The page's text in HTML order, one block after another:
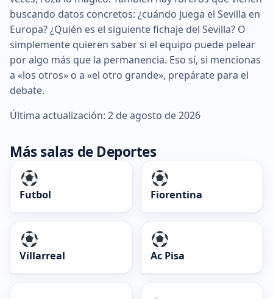
buscando datos concretos: ¿cuándo juega el Sevilla en
Europa? ¿Quién es el siguiente fichaje del Sevilla? O
simplemente quieren saber si el equipo puede pelear
por algo más que la permanencia. Eso sí, si mencionas
a «los otros» o a «el otro grande», prepárate para el
debate.
Última actualización: 2 de agosto de 2026
Más salas de Deportes
Futbol Fiorentina
Villarreal Ac Pisa